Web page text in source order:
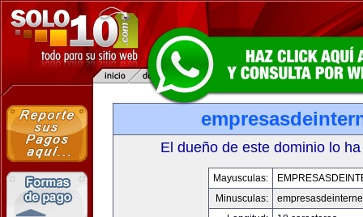
El dueño de este dominio lo
Mayusculas:
Minusculas: